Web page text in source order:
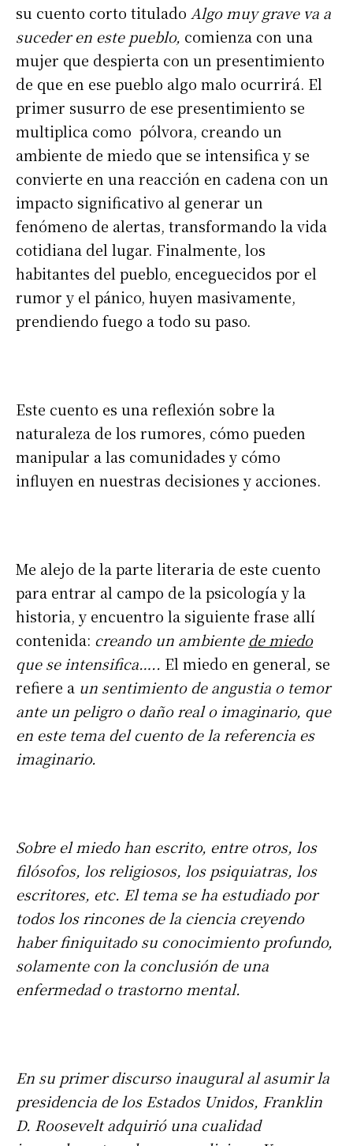
su cuento corto titulado Algo muy grave va a
suceder en este pueblo, comienza con una
mujer que despierta con un presentimiento
de que en ese pueblo algo malo ocurrirá. El
primer susurro de ese presentimiento se
multiplica como pólvora, creando un
ambiente de miedo que se intensifica y se
convierte en una reacción en cadena con un
impacto significativo al generar un
fenómeno de alertas, transformando la vida
cotidiana del lugar. Finalmente, los
habitantes del pueblo, enceguecidos por el
rumor y el pánico, huyen masivamente,
prendiendo fuego a todo su paso.
Este cuento es una reflexión sobre la
naturaleza de los rumores, cómo pueden
manipular a las comunidades y cómo
influyen en nuestras decisiones y acciones.
Me alejo de la parte literaria de este cuento
para entrar al campo de la psicología y la
historia, y encuentro la siguiente frase allí
contenida: creando un ambientede miedo
que se intensifica….. El miedo en general, se
refiere a un sentimiento de angustia o temor
ante un peligro o daño real o imaginario, que
en este tema del cuento de la referencia es
imaginario.
Sobre el miedo han escrito, entre otros, los
filósofos, los religiosos, los psiquiatras, los
escritores, etc. El tema se ha estudiado por
todos los rincones de la ciencia creyendo
haber finiquitado su conocimiento profundo,
solamente con la conclusión de una
enfermedad o trastorno mental.
En su primer discurso inaugural al asumir la
presidencia de los Estados Unidos, Franklin
D. Roosevelt adquirió una cualidad